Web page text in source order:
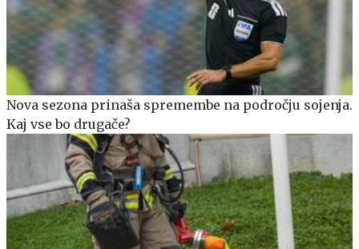
Nova sezona prinaša spremembe na področju sojenja.
Kaj vse bo drugače?